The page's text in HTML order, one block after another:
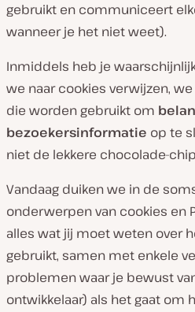
gebruikt en communiceert
wanneer je het niet weet).
Inmiddels heb je
we naar cookies verwijzen,
die worden gebruikt om
bezoekersinformatie op te
niet de lekkere chocolade-
Vandaag duiken we in de
onderwerpen van cookies en
alles wat jij moet weten over
gebruikt, samen met enkele
problemen waar je bewust
ontwikkelaar) als het gaat om